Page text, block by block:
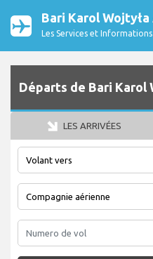
Bari Karol
Les Services et
Départs de Bari Karol
LES ARRIVÉES